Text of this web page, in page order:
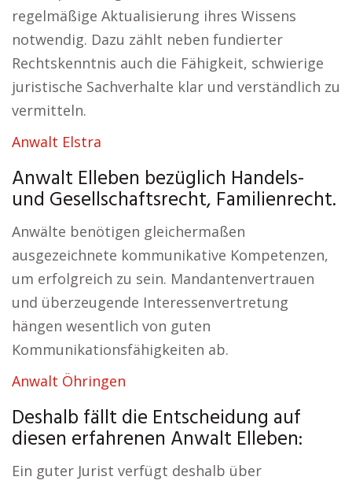
regelmäßige Aktualisierung ihres Wissens
notwendig. Dazu zählt neben fundierter
Rechtskenntnis auch die Fähigkeit, schwierige
juristische Sachverhalte klar und verständlich zu
vermitteln.
Anwalt Elstra
Anwalt Elleben bezüglich Handels-
und Gesellschaftsrecht, Familienrecht.
Anwälte benötigen gleichermaßen
ausgezeichnete kommunikative Kompetenzen,
um erfolgreich zu sein. Mandantenvertrauen
und überzeugende Interessenvertretung
hängen wesentlich von guten
Kommunikationsfähigkeiten ab.
Anwalt Öhringen
Deshalb fällt die Entscheidung auf
diesen erfahrenen Anwalt Elleben:
Ein guter Jurist verfügt deshalb über